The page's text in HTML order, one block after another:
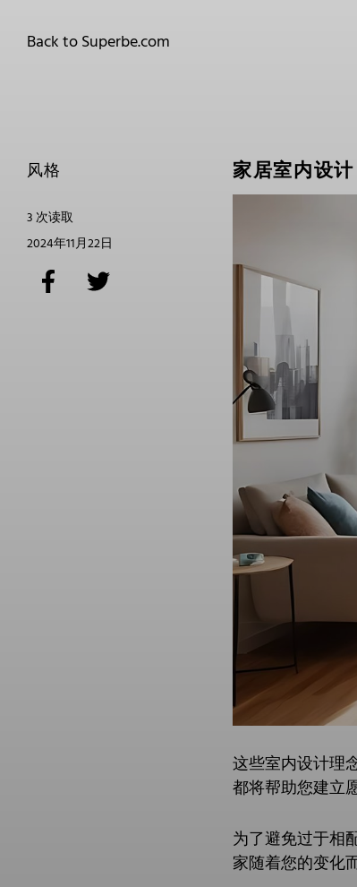
Back to Superbe.com
家居室内设
这些室内设计理
都将帮助您建立
为了避免过于相
家随着您的变化
风格
3 次读取
2024年11月22日